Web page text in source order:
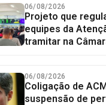
06/08/2026
Projeto que
equipes da
tramitar na
06/08/2026
Coligação de
suspensão de